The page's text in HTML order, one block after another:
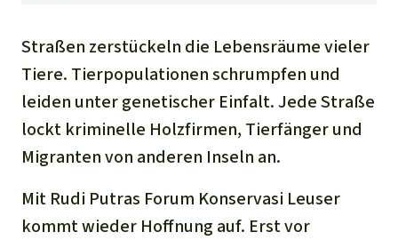
Straßen zerstückeln die Lebensräume vieler
Tiere. Tierpopulationen schrumpfen und
leiden unter genetischer Einfalt. Jede Straße
lockt kriminelle Holzfirmen, Tierfänger und
Migranten von anderen Inseln an.
Mit Rudi Putras Forum Konservasi Leuser
kommt wieder Hoffnung auf. Erst vor